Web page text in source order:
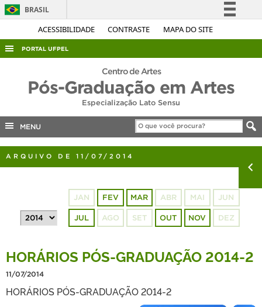
ACESSIBILIDADE CONTRASTE MAPA DO SITE
BRASIL
Simplifique!
Acesso à informação
Canais
PORTAL UFPEL
AUDITORIA
CONCURSOS
EDITAIS
INTERNACIONAL
TELEFONES
Centro de Artes
Pós-Graduação em Artes
Especialização Lato Sensu
MENU
ARQUIVO DE 11/07/2014
JAN FEV MAR ABR MAI JUN
JUL AGO SET OUT NOV DEZ
HORÁRIOS PÓS-GRADUAÇÃO 2014-2
11/07/2014
HORÁRIOS PÓS-GRADUAÇÃO 2014-2